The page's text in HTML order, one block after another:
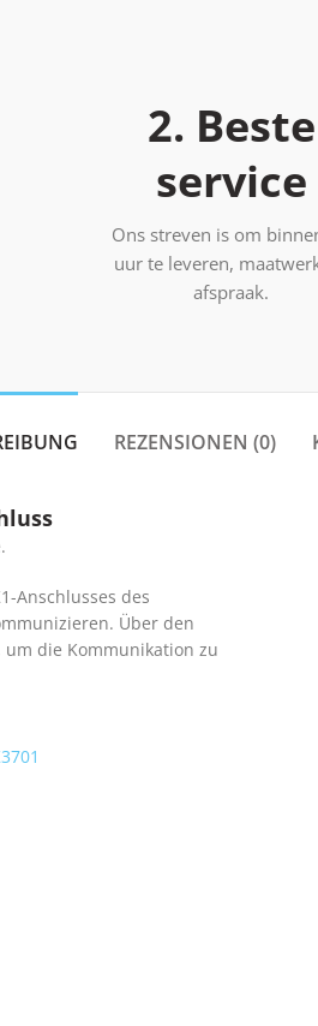
2. Beste
service
Ons streven is om
uur te leveren,
afspraak.
REZENSIONEN (0)
Anschlusses des
Über den
die Kommunikation zu